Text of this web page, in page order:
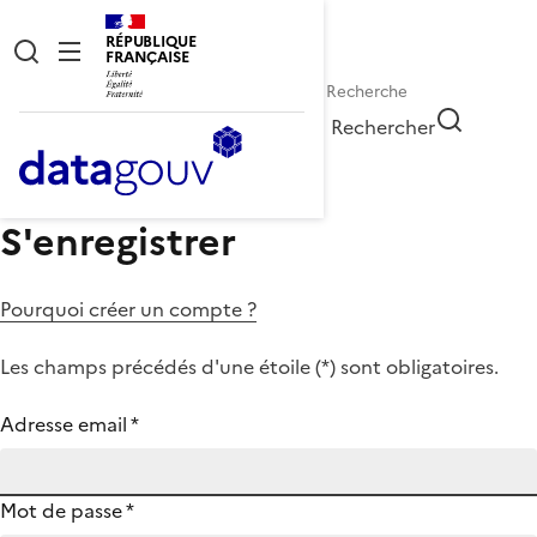
RÉPUBLIQUE
FRANÇAISE
Rechercher
S'enregistrer
Pourquoi créer un compte ?
Les champs précédés d'une étoile (*) sont obligatoires.
Adresse email*
Mot de passe*